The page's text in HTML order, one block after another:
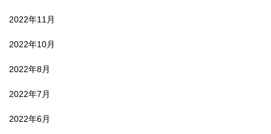
2022年11月
2022年10月
2022年8月
2022年7月
2022年6月